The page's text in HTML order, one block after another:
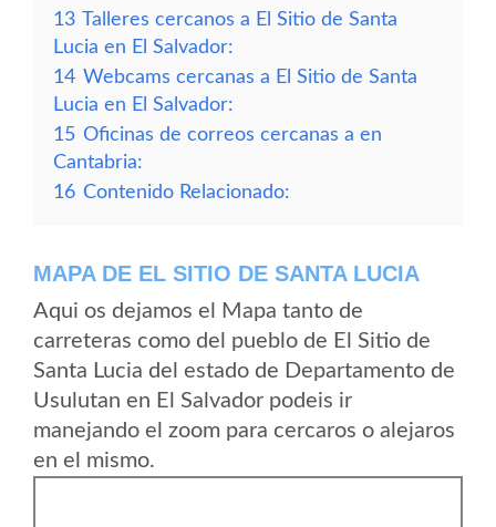
13 Talleres cercanos a El Sitio de Santa
Lucia en El Salvador:
14 Webcams cercanas a El Sitio de Santa
Lucia en El Salvador:
15 Oficinas de correos cercanas a en
Cantabria:
16 Contenido Relacionado:
MAPA DE EL SITIO DE SANTA LUCIA
Aqui os dejamos el Mapa tanto de
carreteras como del pueblo de El Sitio de
Santa Lucia del estado de Departamento de
Usulutan en El Salvador podeis ir
manejando el zoom para cercaros o alejaros
en el mismo.